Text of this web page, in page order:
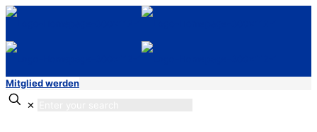
Mitglied werden
✕